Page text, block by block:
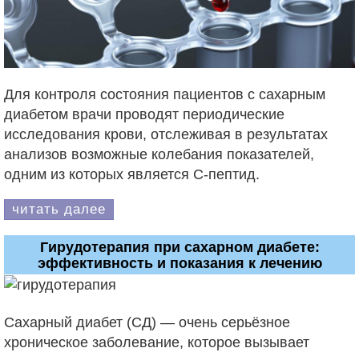
Для контроля состояния пациентов с сахарным
диабетом врачи проводят периодические
исследования крови, отслеживая в результатах
анализов возможные колебания показателей,
одним из которых является С-пептид.
читать далее
Гирудотерапия при сахарном диабете:
эффективность и показания к лечению
Сахарный диабет (СД) — очень серьёзное
хроническое заболевание, которое вызывает